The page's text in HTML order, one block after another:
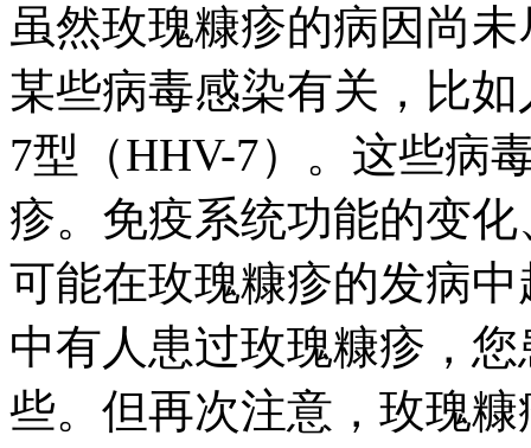
虽然玫瑰糠疹的病因尚
某些病毒感染有关，比
7型（HHV-7）。这些病
疹。免疫系统功能的变
可能在玫瑰糠疹的发病
中有人患过玫瑰糠疹，
些。但再次注意，玫瑰